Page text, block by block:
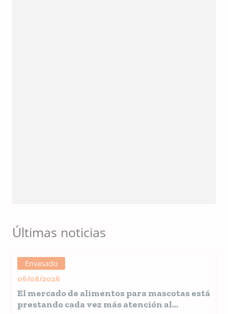
Últimas noticias
Envasado
06/08/2026
El mercado de alimentos para mascotas está
prestando cada vez más atención al